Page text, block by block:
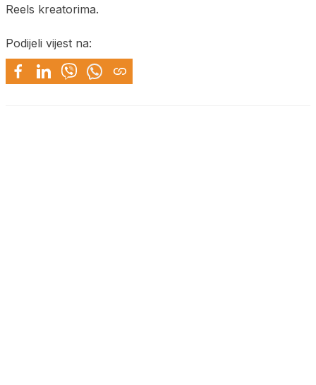
Reels kreatorima.
Podijeli vijest na: